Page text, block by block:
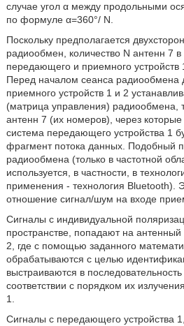
случае угол α между продольными
по формуле α=360°/ N.
Поскольку предполагается
радиообмен, количество N антенн 7 в
передающего и приемного устройств
Перед началом сеанса радиообмена
приемного устройств 1 и 2
(матрица управления) радиообмена,
антенн 7 (их номеров), через
система передающего устройства 1
фрагмент потока данных. Подобный
радиообмена (только в частотной
используется, в частности, в
применения - технология Bluetooth).
отношение сигнал/шум на входе
Сигналы с индивидуальной
пространстве, попадают на антенный
2, где с помощью заданного
обрабатываются с целью
выстраиваются в
соответствии с порядком их
1.
Сигналы с передающего устройства